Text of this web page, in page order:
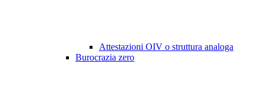
Attestazioni OIV o struttura analoga
Burocrazia zero